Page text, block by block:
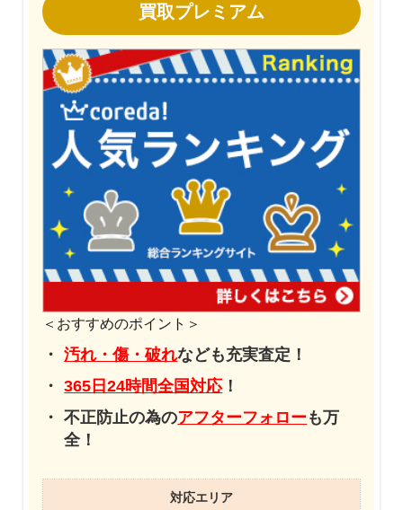
買取プレミアム
＜おすすめのポイント＞
汚れ・傷・破れなども充実査定！
365日24時間全国対応！
不正防止の為のアフターフォローも万
全！
対応エリア